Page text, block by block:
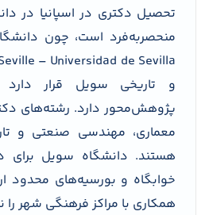
تحصیل دکتری در اسپانیا در
و تاریخی سویل قرار
پژوهش‌محور دارد. رشته‌های
معماری، مهندسی صنعتی و
هستند. دانشگاه سویل برای
خوابگاه و بورسیه‌های محدود
همکاری با مراکز فرهنگی شهر را